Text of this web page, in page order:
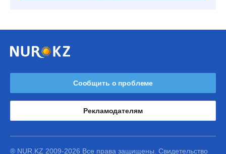
Сообщить о проблеме
Рекламодателям
® NUR.KZ 2009-2026 Все права защищены. Свидетельство